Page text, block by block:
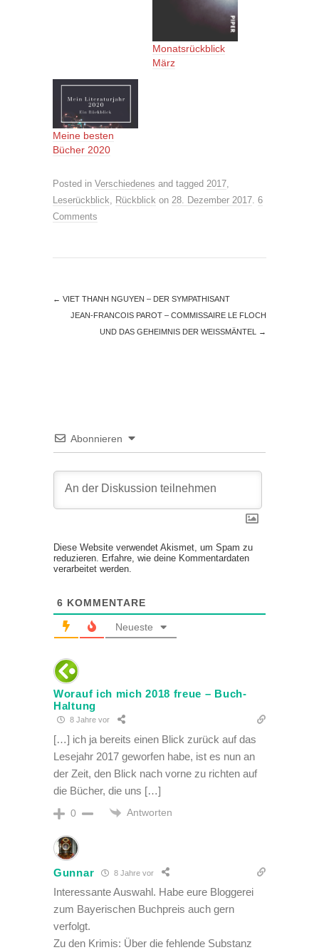
Monatsrückblick
März
Meine besten
Bücher 2020
Posted in Verschiedenes and tagged 2017
Leserückblick
Rückblick on 28. Dezember 2017 6
Comments
← VIET THANH NGUYEN – DER SYMPATHISANT
JEAN-FRANCOIS PAROT – COMMISSAIRE LE FLOCH
UND DAS GEHEIMNIS DER WEISSMÄNTEL
→
Abonnieren
Diese Website verwendet Akismet, um Spam zu
reduzieren.
Erfahre, wie deine Kommentardaten
verarbeitet werden.
6 KOMMENTARE
Neueste
Worauf ich mich 2018 freue – Buch-
Haltung
8 Jahre vor
[…] ich ja bereits einen Blick zurück auf das
Lesejahr 2017 geworfen habe, ist es nun an
der Zeit, den Blick nach vorne zu richten auf
die Bücher, die uns […]
0 Antworten
Gunnar 8 Jahre vor
Interessante Auswahl. Habe eure Bloggerei
zum Bayerischen Buchpreis auch gern
verfolgt.
Zu den Krimis: Über die fehlende Substanz